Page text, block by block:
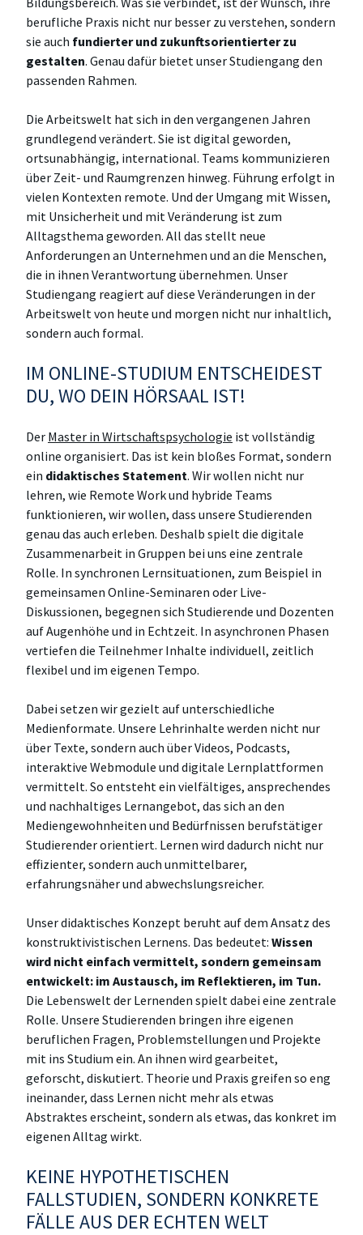
berufliche Praxis nicht nur besser zu verstehen, sondern
sie auch fundierter und zukunftsorientierter zu
gestalten. Genau dafür bietet unser Studiengang den
passenden Rahmen.
Die Arbeitswelt hat sich in den vergangenen Jahren
grundlegend verändert. Sie ist digital geworden,
ortsunabhängig, international. Teams kommunizieren
über Zeit- und Raumgrenzen hinweg. Führung erfolgt in
vielen Kontexten remote. Und der Umgang mit Wissen,
mit Unsicherheit und mit Veränderung ist zum
Alltagsthema geworden. All das stellt neue
Anforderungen an Unternehmen und an die Menschen,
die in ihnen Verantwortung übernehmen. Unser
Studiengang reagiert auf diese Veränderungen in der
Arbeitswelt von heute und morgen nicht nur inhaltlich,
sondern auch formal.
IM ONLINE-STUDIUM ENTSCHEIDEST
DU, WO DEIN HÖRSAAL IST!
Der Master in Wirtschaftspsychologie ist vollständig
online organisiert. Das ist kein bloßes Format, sondern
ein didaktisches Statement. Wir wollen nicht nur
lehren, wie Remote Work und hybride Teams
funktionieren, wir wollen, dass unsere Studierenden
genau das auch erleben. Deshalb spielt die digitale
Zusammenarbeit in Gruppen bei uns eine zentrale
Rolle. In synchronen Lernsituationen, zum Beispiel in
gemeinsamen Online-Seminaren oder Live-
Diskussionen, begegnen sich Studierende und Dozenten
auf Augenhöhe und in Echtzeit. In asynchronen Phasen
vertiefen die Teilnehmer Inhalte individuell, zeitlich
flexibel und im eigenen Tempo.
Dabei setzen wir gezielt auf unterschiedliche
Medienformate. Unsere Lehrinhalte werden nicht nur
über Texte, sondern auch über Videos, Podcasts,
interaktive Webmodule und digitale Lernplattformen
vermittelt. So entsteht ein vielfältiges, ansprechendes
und nachhaltiges Lernangebot, das sich an den
Mediengewohnheiten und Bedürfnissen berufstätiger
Studierender orientiert. Lernen wird dadurch nicht nur
effizienter, sondern auch unmittelbarer,
erfahrungsnäher und abwechslungsreicher.
Unser didaktisches Konzept beruht auf dem Ansatz des
konstruktivistischen Lernens. Das bedeutet: Wissen
wird nicht einfach vermittelt, sondern gemeinsam
entwickelt: im Austausch, im Reflektieren, im Tun.
Die Lebenswelt der Lernenden spielt dabei eine zentrale
Rolle. Unsere Studierenden bringen ihre eigenen
beruflichen Fragen, Problemstellungen und Projekte
mit ins Studium ein. An ihnen wird gearbeitet,
geforscht, diskutiert. Theorie und Praxis greifen so eng
ineinander, dass Lernen nicht mehr als etwas
Abstraktes erscheint, sondern als etwas, das konkret im
eigenen Alltag wirkt.
KEINE HYPOTHETISCHEN
FALLSTUDIEN, SONDERN KONKRETE
FÄLLE AUS DER ECHTEN WELT